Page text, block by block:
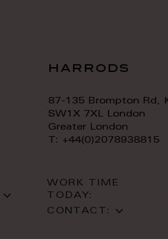
harrods
87-135 Brompton Rd,
SW1X 7XL London
Greater London
T: +44(0)2078938815
WORK TIME
TODAY:
CONTACT: